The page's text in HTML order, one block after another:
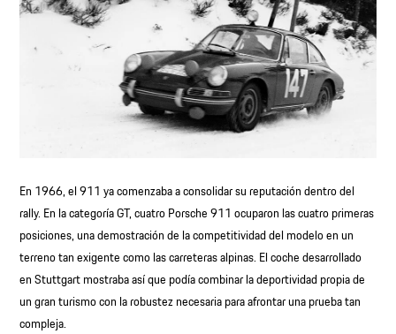
En 1966, el 911 ya comenzaba a consolidar su reputación dentro del
rally. En la categoría GT, cuatro Porsche 911 ocuparon las cuatro primeras
posiciones, una demostración de la competitividad del modelo en un
terreno tan exigente como las carreteras alpinas. El coche desarrollado
en Stuttgart mostraba así que podía combinar la deportividad propia de
un gran turismo con la robustez necesaria para afrontar una prueba tan
compleja.